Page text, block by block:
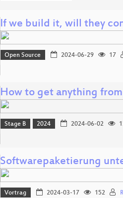
If we build it, will they
Open Source 2024-06-29 17
How to get anything
Stage B 2024 2024-06-02
Softwarepaketierung
Vortrag 2024-03-17 152